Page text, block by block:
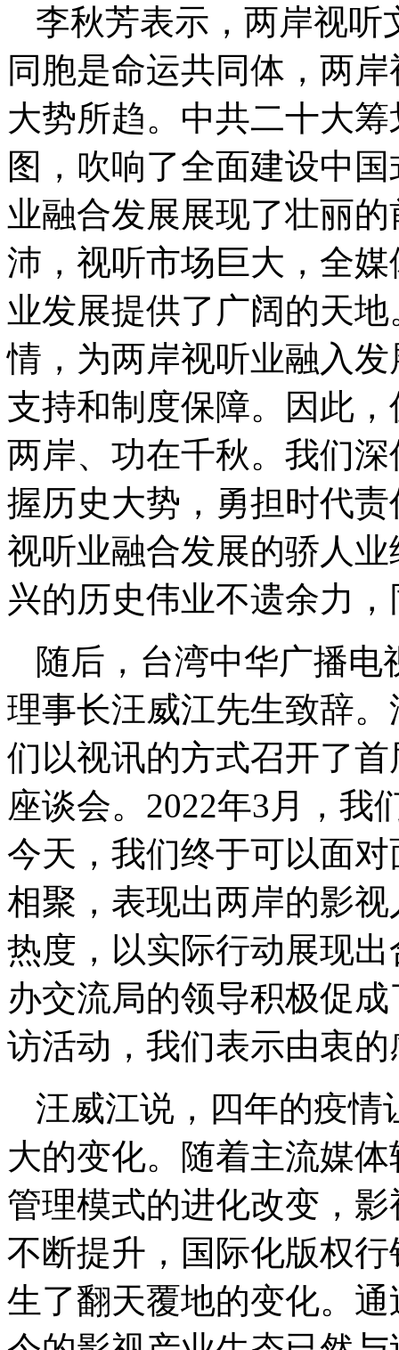
李秋芳表示，两岸视听
同胞是命运共同体，两
大势所趋。中共二十大
图，吹响了全面建设中
业融合发展展现了壮丽
沛，视听市场巨大，全
业发展提供了广阔的天
情，为两岸视听业融入
支持和制度保障。因此
两岸、功在千秋。我们
握历史大势，勇担时代
视听业融合发展的骄人
兴的历史伟业不遗余力
随后，台湾中华广播
理事长汪威江先生致辞
们以视讯的方式召开了
座谈会。2022年3月，我
今天，我们终于可以面
相聚，表现出两岸的影
热度，以实际行动展现
办交流局的领导积极促
访活动，我们表示由衷的
汪威江说，四年的疫情
大的变化。随着主流媒
管理模式的进化改变，
不断提升，国际化版权
生了翻天覆地的变化。